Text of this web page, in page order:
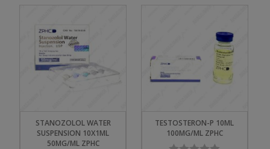
STANOZOLOL WATER
SUSPENSION 10X1ML
50MG/ML ZPHC
TESTOSTERON-P 10ML
100MG/ML ZPHC